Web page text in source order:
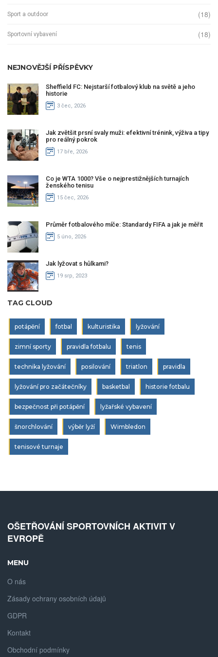
Sport a outdoor (18)
Sportovní vybavení (18)
NEJNOVĚJŠÍ PŘÍSPĚVKY
Sheffield FC: Nejstarší fotbalový klub na světě a jeho
historie
3 čec, 2026
Jak zvětšit prsní svaly muži: efektivní trénink, výživa a tipy
pro reálný pokrok
17 bře, 2026
Co je WTA 1000? Vše o nejprestižnějších turnajích
ženského tenisu
15 čec, 2026
Průměr fotbalového míče: Standardy FIFA a jak je měřit
5 úno, 2026
Jak lyžovat s hůlkami?
19 srp, 2023
TAG CLOUD
potápění fotbal kulturistika lyžování
zimní sporty pravidla fotbalu tenis
technika lyžování posilování triatlon pravidla
lyžování pro začátečníky basketbal historie fotbalu
bezpečnost při potápění lyžařské vybavení
šnorchlování výběr lyží Wimbledon
tenisové turnaje
OŠETŘOVÁNÍ SPORTOVNÍCH AKTIVIT V
EVROPĚ
MENU
O nás
Zásady ochrany osobních údajů
GDPR
Kontakt
Obchodní podmínky